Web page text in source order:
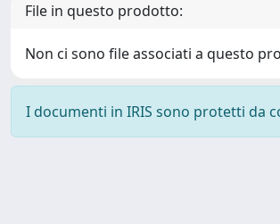
File in questo prodotto:
Non ci sono file associati a questo
I documenti in IRIS sono protetti da